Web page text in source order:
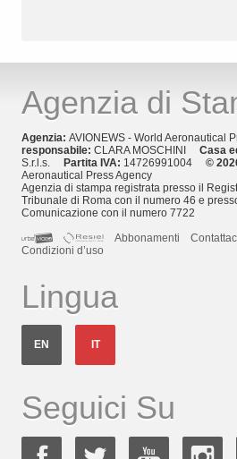
Agenzia di
Agenzia: AVIONEWS - World Aeronautical
responsabile: CLARA MOSCHINI Casa
S.r.l.s. Partita IVA: 14726991004 ©
Aeronautical Press Agency
Agenzia di stampa registrata presso il
Tribunale di Roma con il numero 46 e
Comunicazione con il numero 7722
Abbonamenti
Condizioni d’uso
Lingua
EN IT
Seguici Su